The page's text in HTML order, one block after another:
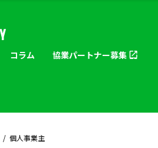
コラム 協業パートナー募集
個人事業主